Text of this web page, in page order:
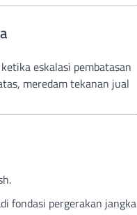
eskalasi pembatasan
meredam tekanan jual
fondasi pergerakan jangka